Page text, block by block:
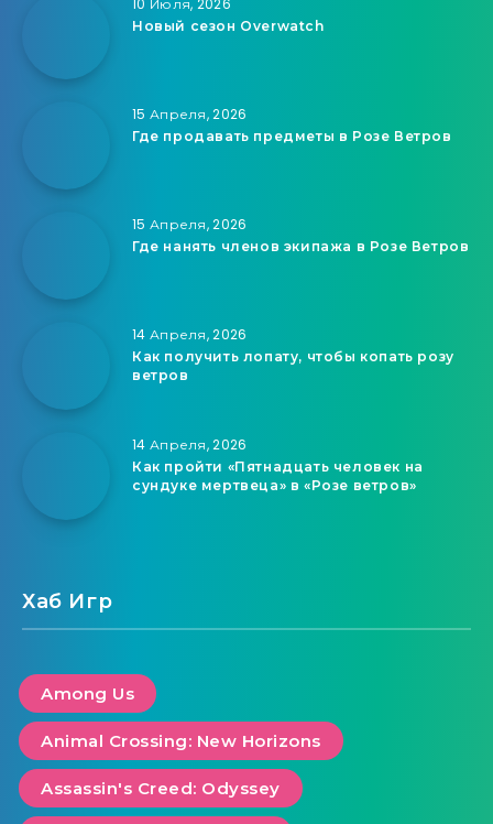
10 Июля, 2026
Новый сезон Overwatch
15 Апреля, 2026
Где продавать предметы в Розе Ветров
15 Апреля, 2026
Где нанять членов экипажа в Розе Ветров
14 Апреля, 2026
Как получить лопату, чтобы копать розу
ветров
14 Апреля, 2026
Как пройти «Пятнадцать человек на
сундуке мертвеца» в «Розе ветров»
Хаб Игр
Among Us
Animal Crossing: New Horizons
Assassin's Creed: Odyssey